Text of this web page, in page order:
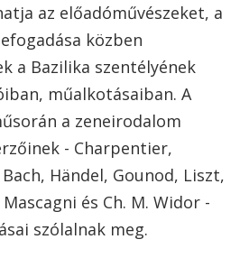
az előadóművészeket, a
közben
a Bazilika szentélyének
műalkotásaiban. A
a zeneirodalom
- Charpentier,
Händel, Gounod, Liszt,
és Ch. M. Widor -
szólalnak meg.